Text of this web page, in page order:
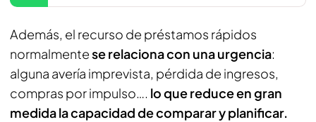
Además, el recurso de préstamos rápidos
normalmentese relaciona con una urgencia:
alguna avería imprevista, pérdida de ingresos,
compras por impulso…. lo que reduce en gran
medida la capacidad de comparar y planificar.